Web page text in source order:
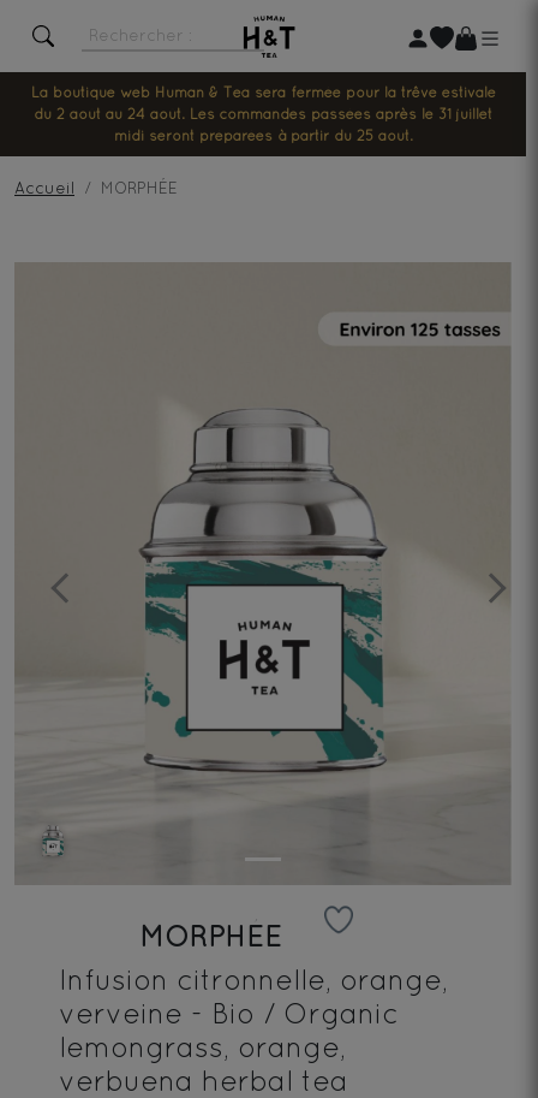
La boutique web Human & Tea sera fermée pour la trêve estivale
du 2 août au 24 août. Les commandes passées après le 31 juillet
midi seront préparées à partir du 25 août.
Accueil MORPHÉE
Previous Next
MORPHÉE
Infusion citronnelle, orange,
verveine - Bio / Organic
lemongrass, orange,
verbuena herbal tea